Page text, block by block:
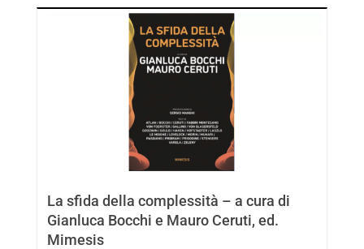
TRENDS
La sfida della complessità – a cura di
Gianluca Bocchi e Mauro Ceruti, ed.
Mimesis